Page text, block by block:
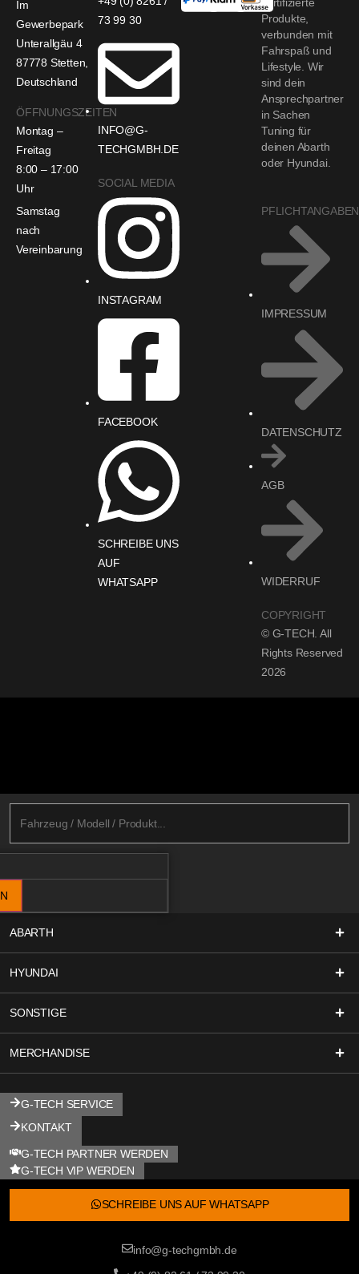
Produkte,
verbunden mit
Fahrspaß und
Lifestyle. Wir
sind dein
Ansprechpartner
in Sachen
Tuning für
deinen Abarth
oder Hyundai.
PFLICHTANGABEN
IMPRESSUM
DATENSCHUTZ
AGB
WIDERRUF
COPYRIGHT
© G-TECH. All
Rights Reserved
2026
Im
Gewerbepark
Unterallgäu 4
87778 Stetten,
Deutschland
ÖFFNUNGSZEITEN
Montag –
Freitag
8:00 – 17:00
Uhr
Samstag
nach
Vereinbarung
73 99 30
INFO@G-
TECHGMBH.DE
SOCIAL MEDIA
INSTAGRAM
FACEBOOK
SCHREIBE UNS
AUF
WHATSAPP
ABARTH
HYUNDAI
SONSTIGE
MERCHANDISE
G-TECH SERVICE
KONTAKT
G-TECH PARTNER WERDEN
G-TECH VIP WERDEN
SCHREIBE UNS AUF WHATSAPP
info@g-techgmbh.de